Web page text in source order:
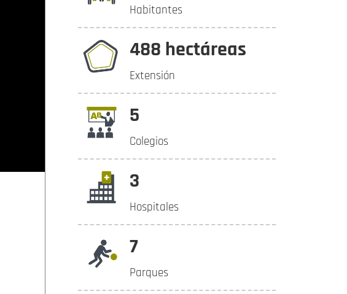
Habitantes
488 hectáreas
Extensión
5
Colegios
3
Hospitales
7
Parques